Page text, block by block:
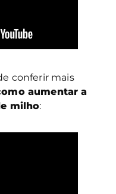
conferir mais
aumentar a
milho: